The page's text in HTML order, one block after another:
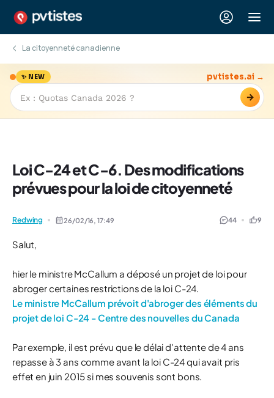
La citoyenneté canadienne
✨ NEW
→
pvtistes.ai →
Loi C-24 et C-6. Des modifications
prévues pour la loi de citoyenneté
Redwing 26/02/16,17:49 44 9
Salut,
hier le ministre McCallum a déposé un projet de loi pour
abroger certaines restrictions de la loi C-24.
Le ministre McCallum prévoit d'abroger des éléments du
projet de loi C-24 - Centre des nouvelles du Canada
Par exemple, il est prévu que le délai d'attente de 4 ans
repasse à 3 ans comme avant la loi C-24 qui avait pris
effet en juin 2015 si mes souvenis sont bons.